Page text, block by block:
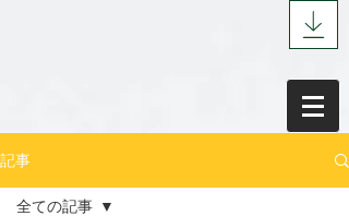
記事
全ての記事